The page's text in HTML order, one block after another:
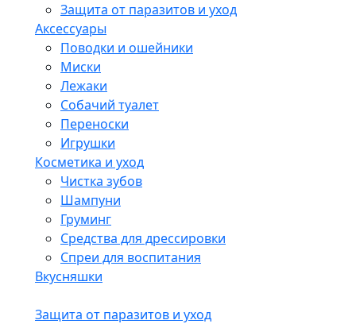
Защита от паразитов и уход
Аксессуары
Поводки и ошейники
Миски
Лежаки
Собачий туалет
Переноски
Игрушки
Косметика и уход
Чистка зубов
Шампуни
Груминг
Средства для дрессировки
Спреи для воспитания
Вкусняшки
Защита от паразитов и уход